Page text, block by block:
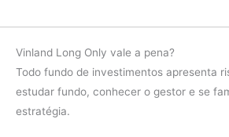
Vinland Long Only vale a pena?
Todo fundo de investimentos apresenta
estudar fundo, conhecer o gestor e se
estratégia.